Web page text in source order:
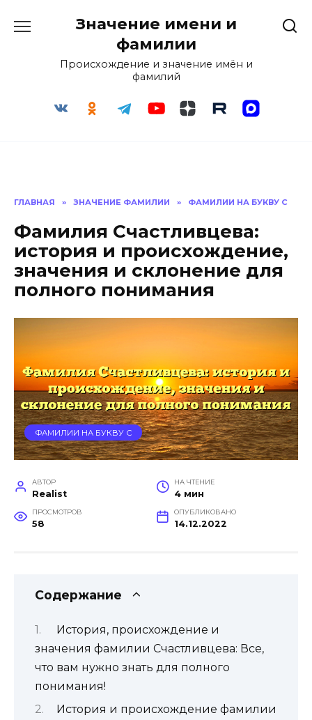
Значение имени и
фамилии
Происхождение и значение имён и
фамилий
ГЛАВНАЯ » ЗНАЧЕНИЕ ФАМИЛИИ » ФАМИЛИИ НА БУКВУ С
Фамилия Счастливцева:
история и происхождение,
значения и склонение для
полного понимания
ФАМИЛИИ НА БУКВУ С
АВТОР
Realist
НА ЧТЕНИЕ
4 мин
ПРОСМОТРОВ
58
ОПУБЛИКОВАНО
14.12.2022
Содержание
История, происхождение и
значения фамилии Счастливцева: Все,
что вам нужно знать для полного
понимания!
История и происхождение фамилии